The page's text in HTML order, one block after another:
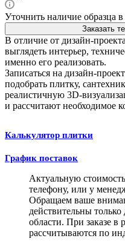
Уточнить наличие образца в
Заказать
В отличие от дизайн-
выглядеть интерьер,
именно его реализовать.
Записаться на дизайн-проект
подобрать плитку,
реалистичную 3D-
и рассчитают необходимое
Калькулятор плитки
График поставок
Актуальную
телефону, или у
Обращаем ваше
действительны
области. При заказе
рассчитываются по